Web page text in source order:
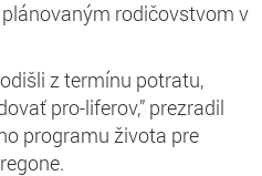
rodičovstvom v
z termínu potratu,
pro-liferov,” prezradil
programu života pre